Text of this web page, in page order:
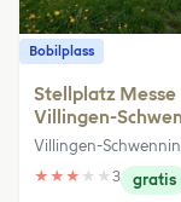
Bobilplass
Stellplatz Messe
Villingen-
Villingen-
★ ★ ★ ★ ★ 3 gratis